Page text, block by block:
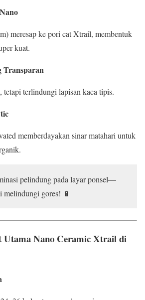
meresap ke pori cat Xtrail, membentuk
kuat.
Transparan
tetapi terlindungi lapisan kaca tipis.
memberdayakan sinar matahari untuk
pelindung pada layar ponsel—
melindungi gores! 📱
UtamaNano Ceramic Xtrail di